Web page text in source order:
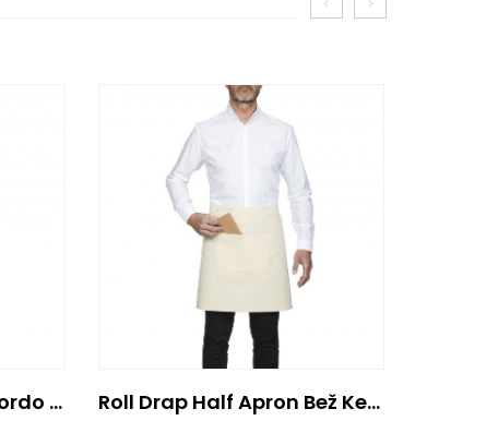
Roll Drap Half Apron Bordo Kecelja Sa Dzepom 75×50 Roll Drap Half Apron Bež Kecelja Sa Dzepom 75×50